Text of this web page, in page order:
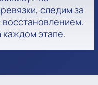
следим за
этапе.